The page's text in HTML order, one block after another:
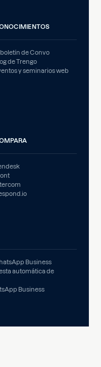
boletín de Convo
de Trengo
y seminarios web
Business
automática de
Business